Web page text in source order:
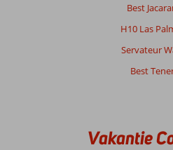
Best
H10 Las
Servateur
Best
Vakantie